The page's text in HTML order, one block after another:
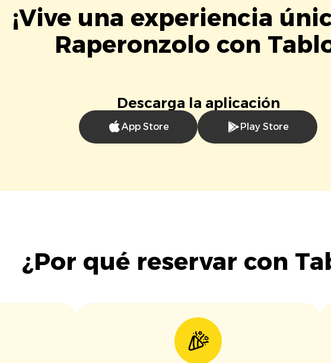
¡Vive una experiencia
Raperonzolo con
Descarga la aplicación
App Store Play Store
¿Por qué reservar con